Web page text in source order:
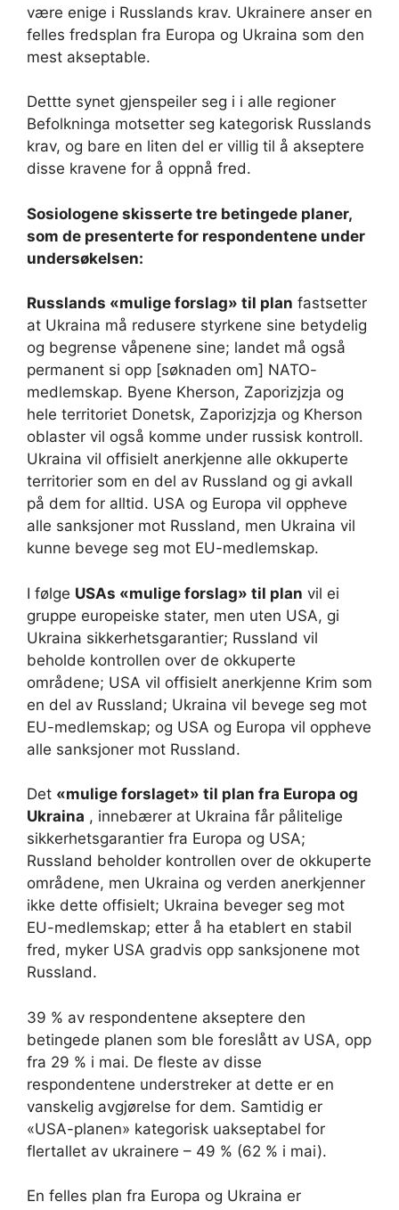
være enige i Russlands krav. Ukrainere anser en
felles fredsplan fra Europa og Ukraina som den
mest akseptable.
Dettte synet gjenspeiler seg i i alle regioner
Befolkninga motsetter seg kategorisk Russlands
krav, og bare en liten del er villig til å akseptere
disse kravene for å oppnå fred.
Sosiologene skisserte tre betingede planer,
som de presenterte for respondentene under
undersøkelsen:
Russlands «mulige forslag» til plan fastsetter
at Ukraina må redusere styrkene sine betydelig
og begrense våpenene sine; landet må også
permanent si opp [søknaden om] NATO-
medlemskap. Byene Kherson, Zaporizjzja og
hele territoriet Donetsk, Zaporizjzja og Kherson
oblaster vil også komme under russisk kontroll.
Ukraina vil offisielt anerkjenne alle okkuperte
territorier som en del av Russland og gi avkall
på dem for alltid. USA og Europa vil oppheve
alle sanksjoner mot Russland, men Ukraina vil
kunne bevege seg mot EU-medlemskap.
I følge USAs «mulige forslag» til plan vil ei
gruppe europeiske stater, men uten USA, gi
Ukraina sikkerhetsgarantier; Russland vil
beholde kontrollen over de okkuperte
områdene; USA vil offisielt anerkjenne Krim som
en del av Russland; Ukraina vil bevege seg mot
EU-medlemskap; og USA og Europa vil oppheve
alle sanksjoner mot Russland.
Det «mulige forslaget» til plan fra Europa og
Ukraina , innebærer at Ukraina får pålitelige
sikkerhetsgarantier fra Europa og USA;
Russland beholder kontrollen over de okkuperte
områdene, men Ukraina og verden anerkjenner
ikke dette offisielt; Ukraina beveger seg mot
EU-medlemskap; etter å ha etablert en stabil
fred, myker USA gradvis opp sanksjonene mot
Russland.
39 % av respondentene akseptere den
betingede planen som ble foreslått av USA, opp
fra 29 % i mai. De fleste av disse
respondentene understreker at dette er en
vanskelig avgjørelse for dem. Samtidig er
«USA-planen» kategorisk uakseptabel for
flertallet av ukrainere – 49 % (62 % i mai).
En felles plan fra Europa og Ukraina er